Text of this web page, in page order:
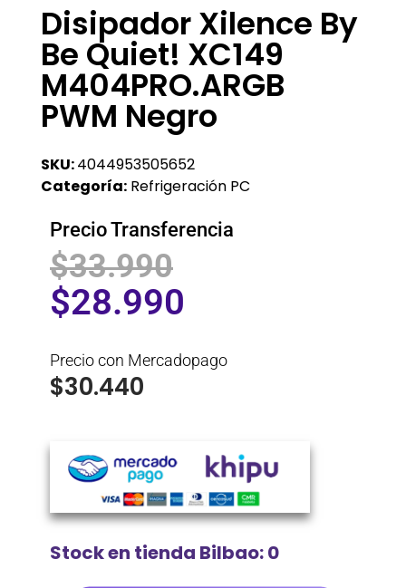
Disipador Xilence By
Be Quiet! XC149
M404PRO.ARGB
PWM Negro
SKU:4044953505652
Categoría: Refrigeración PC
Precio Transferencia
$33.990
$28.990
Precio con Mercadopago
$30.440
Stock en tienda Bilbao: 0